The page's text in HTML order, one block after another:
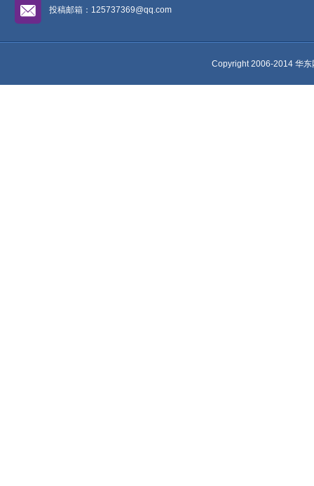
投稿邮箱：125737369@qq.com
Copyright 2006-2014 华